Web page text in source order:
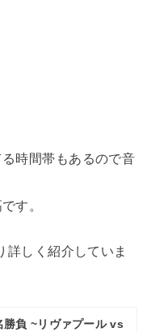
時間帯もあるので音
す。
詳しく紹介していま
勝負 ~リヴァプール vs